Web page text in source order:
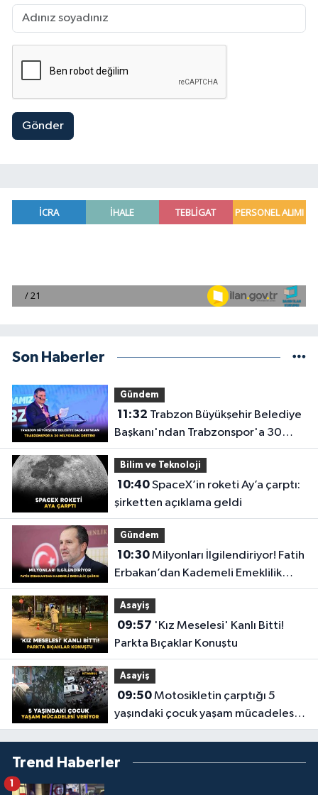
Gönder
Son Haberler
Gündem
11:32
Başkanı'ndan Trabzonspor'a 30
Milyonluk Destek!
Bilim ve Teknoloji
10:40SpaceX’in roketi Ay’a çarptı:
şirketten açıklama geldi
Gündem
10:30Milyonları İlgilendiriyor! Fatih
Erbakan’dan Kademeli Emeklilik
Çağrısı
Asayiş
09:57
Parkta Bıçaklar Konuştu
Asayiş
09:50Motosikletin çarptığı 5
yaşındaki çocuk yaşam mücadelesi
veriyor
Trend Haberler
1